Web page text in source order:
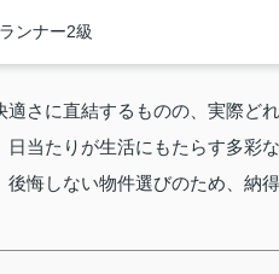
ンナー2級
さに直結するものの、実際どれ
当たりが生活にもたらす多彩な
後悔しない物件選びのため、納得